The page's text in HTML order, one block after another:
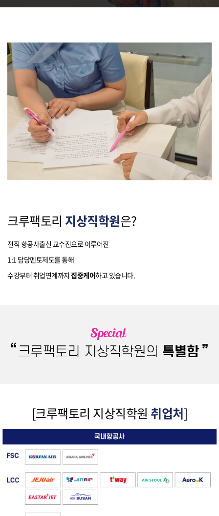
크루팩토리 지상직학원은?
전직 항공사출신 교수진으로 이루어진
1:1 담당멘토제도를 통해
수강부터 취업연계까지 집중케어하고 있습니다.
[크루팩토리 지상직학원 취업처]